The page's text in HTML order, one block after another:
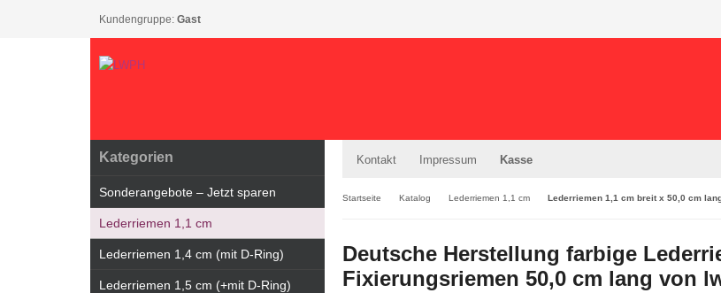
Kundengruppe: Gast
Kontakt Impressum Kasse
Startseite Katalog Lederriemen 1,1 cm Lederriemen 1,1 cm breit x 50,0 cm
Deutsche Herstellung farbige
Fixierungsriemen 50,0 cm lang von
Kategorien
Sonderangebote – Jetzt sparen
Lederriemen 1,1 cm
Lederriemen 1,4 cm (mit D-Ring)
Lederriemen 1,5 cm (+mit D-Ring)